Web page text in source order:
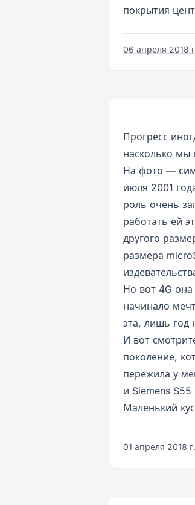
покрытия
06 апреля 2018
Прогресс
насколько
На фото —
июля 2001
роль очень
работать ей
другого
размера
Но вот 4G
начинало
эта, лишь год
И вот
поколение,
пережила у
и Siemens
Маленький
01 апреля 2018